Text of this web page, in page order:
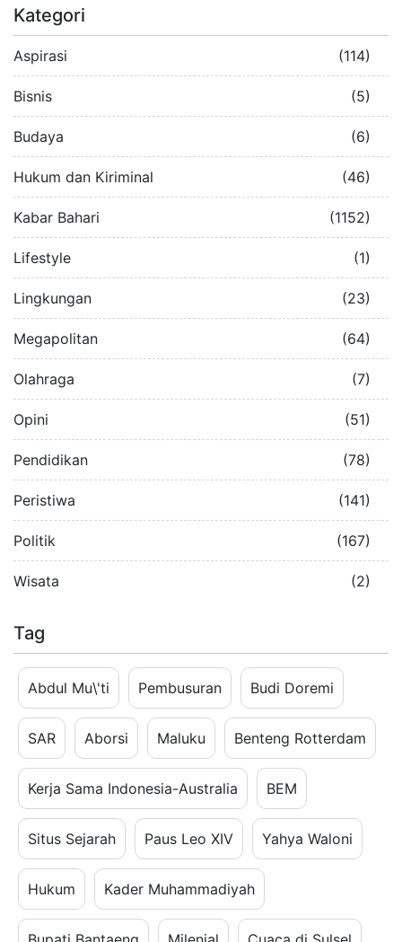
Kategori
Aspirasi (114)
Bisnis (5)
Budaya (6)
Hukum dan Kiriminal (46)
Kabar Bahari (1152)
Lifestyle (1)
Lingkungan (23)
Megapolitan (64)
Olahraga (7)
Opini (51)
Pendidikan (78)
Peristiwa (141)
Politik (167)
Wisata (2)
Tag
Abdul Mu\'ti Pembusuran Budi Doremi
SAR Aborsi Maluku Benteng Rotterdam
Kerja Sama Indonesia-Australia BEM
Situs Sejarah Paus Leo XIV Yahya Waloni
Hukum Kader Muhammadiyah